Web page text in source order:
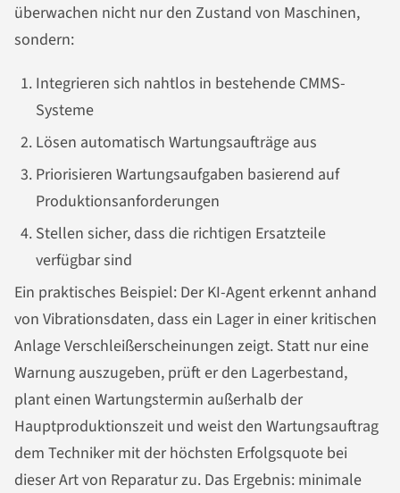
überwachen nicht nur den Zustand von Maschinen,
sondern:
Integrieren sich nahtlos in bestehende CMMS-
Systeme
Lösen automatisch Wartungsaufträge aus
Priorisieren Wartungsaufgaben basierend auf
Produktionsanforderungen
Stellen sicher, dass die richtigen Ersatzteile
verfügbar sind
Ein praktisches Beispiel: Der KI-Agent erkennt anhand
von Vibrationsdaten, dass ein Lager in einer kritischen
Anlage Verschleißerscheinungen zeigt. Statt nur eine
Warnung auszugeben, prüft er den Lagerbestand,
plant einen Wartungstermin außerhalb der
Hauptproduktionszeit und weist den Wartungsauftrag
dem Techniker mit der höchsten Erfolgsquote bei
dieser Art von Reparatur zu. Das Ergebnis: minimale